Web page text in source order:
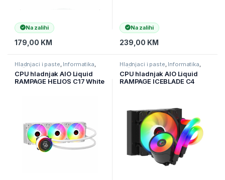
Na zalihi
179,00 KM
Na zalihi
239,00 KM
Hladnjaci i paste, Informatika,
Računarske Komponente
CPU hladnjak AIO Liquid
RAMPAGE HELIOS C17 White
Hladnjaci i paste, Informatika,
Računarske Komponente
CPU hladnjak AIO Liquid
RAMPAGE ICEBLADE C4